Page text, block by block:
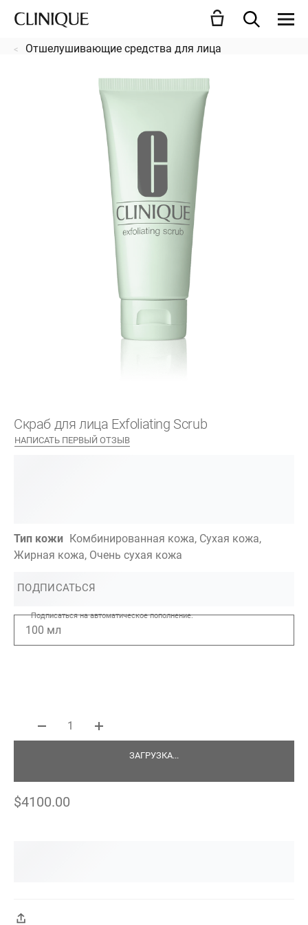
Отшелушивающие средства для лица
Скраб для лица Exfoliating Scrub
НАПИСАТЬ ПЕРВЫЙ ОТЗЫВ
Тип кожи Комбинированная кожа, Сухая кожа,
Жирная кожа, Очень сухая кожа
100 мл
ПОДПИСАТЬСЯ
Подписаться на автоматическое пополнение.
1
ЗАГРУЗКА...
$4100.00